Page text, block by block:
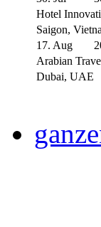
Hotel
Saigon,
17. Aug
Arabian
Dubai, UAE